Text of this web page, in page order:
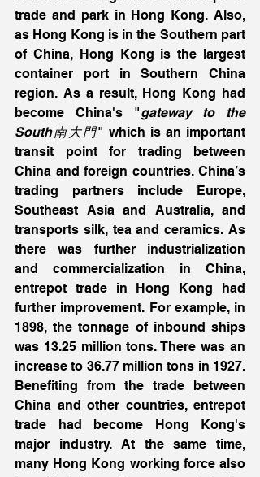
trade and park in Hong Kong. Also,
as Hong Kong is in the Southern part
of China, Hong Kong is the largest
container port in Southern China
region. As a result, Hong Kong had
become China's "gateway to the
South南大門" which is an important
transit point for trading between
China and foreign countries. China’s
trading partners include Europe,
Southeast Asia and Australia, and
transports silk, tea and ceramics. As
there was further industrialization
and commercialization in China,
entrepot trade in Hong Kong had
further improvement. For example, in
1898, the tonnage of inbound ships
was 13.25 million tons. There was an
increase to 36.77 million tons in 1927.
Benefiting from the trade between
China and other countries, entrepot
trade had become Hong Kong's
major industry. At the same time,
many Hong Kong working force also